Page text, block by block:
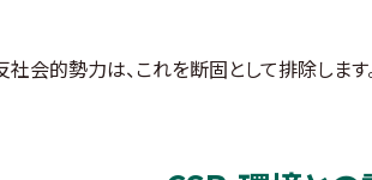
会的勢力は、これを断固として排除します